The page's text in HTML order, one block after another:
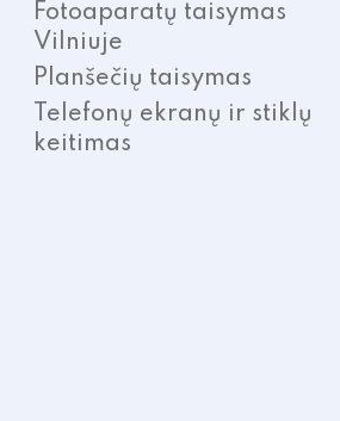
Fotoaparatų taisymas
Vilniuje
Planšečių taisymas
Telefonų ekranų ir stiklų
keitimas